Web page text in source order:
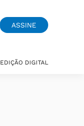
ASSINE
EDIÇÃO DIGITAL